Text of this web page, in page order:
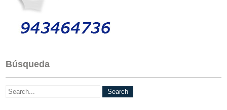
Búsqueda